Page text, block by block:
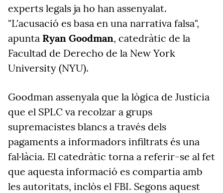
experts legals ja ho han assenyalat.
"L'acusació es basa en una narrativa falsa",
apunta Ryan Goodman, catedràtic de la
Facultad de Derecho de la New York
University (NYU).
Goodman assenyala que la lògica de Justícia
que el SPLC va recolzar a grups
supremacistes blancs a través dels
pagaments a informadors infiltrats és una
fal·làcia. El catedràtic torna a referir-se al fet
que aquesta informació es compartia amb
les autoritats, inclòs el FBI. Segons aquest